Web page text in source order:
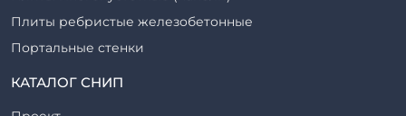
Плиты ребристые железобетонные
Портальные стенки
Прогоны железобетонные
КАТАЛОГ СНИП